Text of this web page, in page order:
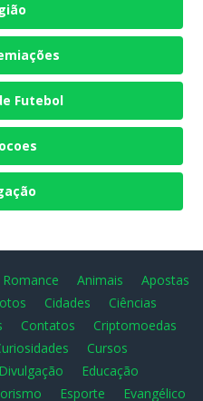
Futebol
Animais
Apostas
Cidades
Ciências
Contatos
Criptomoedas
Cursos
Divulgação
Educação
Esporte Evangélico